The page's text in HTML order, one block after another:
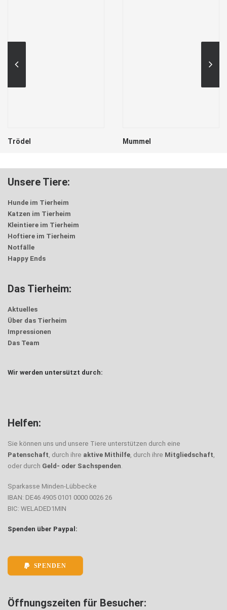
Trödel Mummel
Unsere Tiere:
Hunde im Tierheim
Katzen im Tierheim
Kleintiere im Tierheim
Hoftiere im Tierheim
Notfälle
Happy Ends
Das Tierheim:
Aktuelles
Über das Tierheim
Impressionen
Das Team
Wir werden untersützt durch:
Helfen:
Sie können uns und unsere Tiere unterstützen durch eine
Patenschaft, durch ihre aktive Mithilfe, durch ihre Mitgliedschaft,
oder durch Geld- oder Sachspenden.
Sparkasse Minden-Lübbecke
IBAN: DE46 4905 0101 0000 0026 26
BIC: WELADED1MIN
Spenden über Paypal:
SPENDEN
Öffnungszeiten für Besucher: